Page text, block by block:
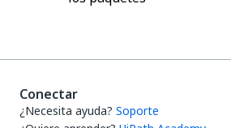
Conectar
¿Necesita ayuda? Soporte